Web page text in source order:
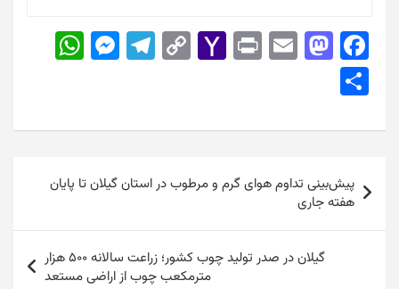
F
a
e
o
o
k
M
a
o
o
n
E
m
l
Pr
in
Y
a
o
M
l
C
o
y
n
T
el
gr
m
M
e
s
n
er
s
p
ar
eراهبری
نوشته
پیش‌بینی تداوم هوای گرم و مرطوب در استان گیلان تا پایان
هفته جاری
گیلان در صدر تولید چوب کشور؛ زراعت سالانه ۵۰۰ هزار
مترمکعب چوب از اراضی مستعد